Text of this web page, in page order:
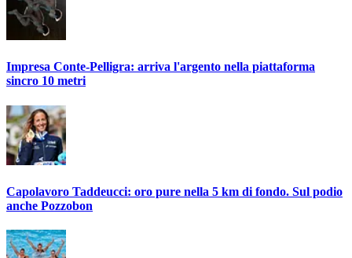
Impresa Conte-Pelligra: arriva l'argento nella piattaforma
sincro 10 metri
Capolavoro Taddeucci: oro pure nella 5 km di fondo. Sul podio
anche Pozzobon